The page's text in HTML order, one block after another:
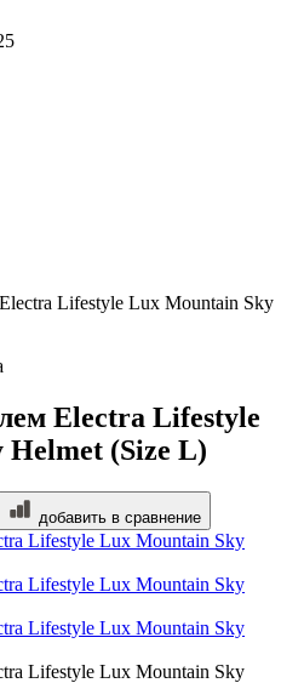
Lifestyle Lux Mountain Sky
Electra Lifestyle
(Size L)
добавить в сравнение